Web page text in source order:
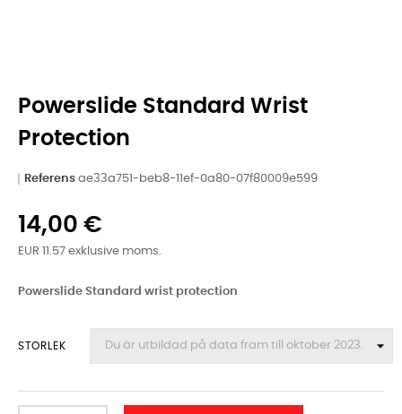
Powerslide Standard Wrist
Protection
Referens ae33a751-beb8-11ef-0a80-07f80009e599
14,00 €
EUR 11.57 exklusive moms.
Powerslide Standard wrist protection
STORLEK